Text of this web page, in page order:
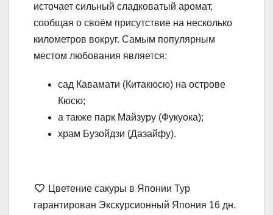
источает сильный сладковатый аромат,
сообщая о своём присутствие на несколько
километров вокруг. Самым популярным
местом любования является:
сад Кавамати (Китакюсю) на острове
Кюсю;
а также парк Майзуру (Фукуока);
храм Бузойдзи (Дазайфу).
Цветение сакуры в Японии Тур
гарантирован Экскурсионный Япония 16 дн.